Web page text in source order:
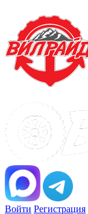
Войти Регистрация